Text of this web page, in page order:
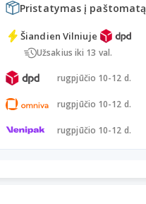
Pristatymas į paštomatą
Šiandien Vilniuje
Užsakius iki 13 val.
rugpjūčio 10-12 d.
rugpjūčio 10-12 d.
rugpjūčio 10-12 d.